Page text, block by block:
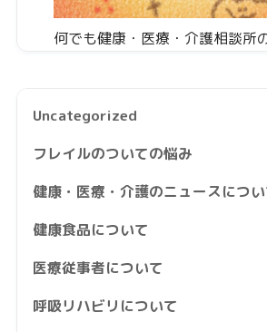
何でも健康・医療・介護相談所
Uncategorized
フレイルのついての悩み
健康・医療・介護のニュースについ
健康食品について
医療従事者について
呼吸リハビリについて